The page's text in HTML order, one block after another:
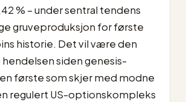
% – under sentral tendens
gruveproduksjon for første
historie. Det vil være den
siden genesis-
første som skjer med modne
regulert US-optionskompleks